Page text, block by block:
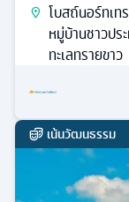
โบสถ์นอร์ทเ
หมู่บ้านชาวปร
ทะเลทรายขาว
เน้นวัฒนธรรม